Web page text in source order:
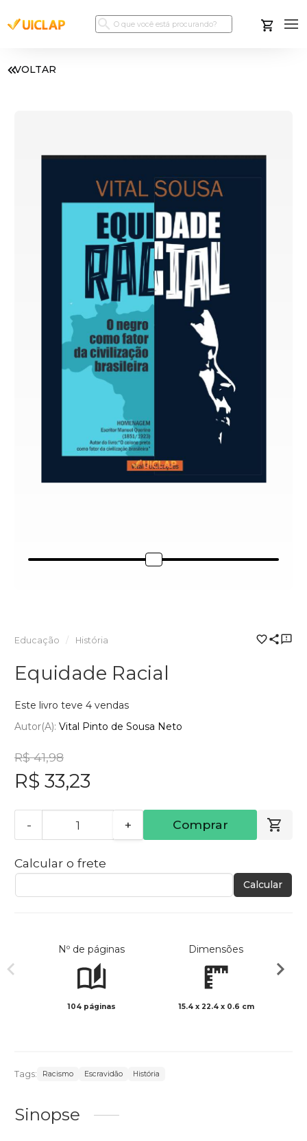
VOLTAR
Educação História
Equidade Racial
Este livro teve 4 vendas
Autor(a): Vital Pinto de Sousa Neto
R$ 41,98
R$ 33,23
- + Comprar
Calcular o frete
Calcular
Nº de páginas
104 páginas
Dimensões
15.4 x 22.4 x 0.6 cm
Tags: Racismo Escravidão História
Sinopse